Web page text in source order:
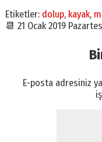
Etiketler: dolup, kayak,
📆 21 Ocak 2019
E-posta adresiniz